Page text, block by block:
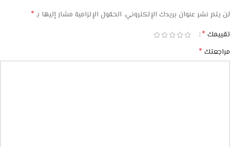
لن يتم نشر عنوان بريدك الإلكتروني. الحقول الإلزامية مشار إليها بـ*
تقييمك *
مراجعتك *